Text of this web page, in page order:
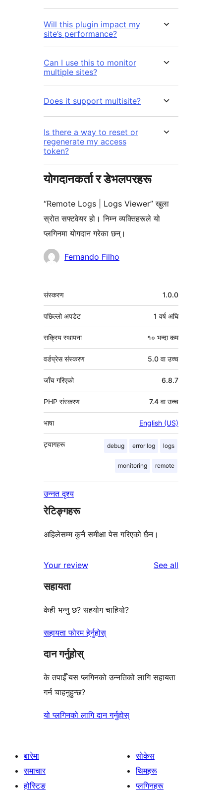
Will this plugin impact my
site’s performance?
Can I use this to monitor
multiple sites?
Does it support multisite?
Is there a way to reset or
regenerate my access
token?
योगदानकर्ता र डेभलपरहरू
“Remote Logs | Logs Viewer” खुला
स्रोत सफ्टवेयर हो। निम्न व्यक्तिहरूले यो
प्लगिनमा योगदान गरेका छन्।
योगदानकर्ताहरूFernando Filho
मेटा
संस्करण 1.0.0
पछिल्लो अपडेट 1 वर्ष अघि
सक्रिय स्थापना १० भन्दा कम
वर्डप्रेस संस्करण 5.0 वा उच्च
जाँच गरिएको 6.8.7
PHP संस्करण 7.4 वा उच्च
भाषा English (US)
ट्यागहरू debug error log logs
monitoring remote
उन्नत दृश्य
रेटिङ्गहरू
अहिलेसम्म कुनै समीक्षा पेस गरिएको छैन।
Your review See all
सहायता
केही भन्नु छ? सहयोग चाहियो?
सहायता फोरम हेर्नुहोस्
दान गर्नुहोस्
के तपाईँ यस प्लगिनको उन्नतिको लागि सहायता
गर्न चाहनुहुन्छ?
यो प्लगिनको लागि दान गर्नुहोस्
बारेमा
समाचार
होस्टिङ
सोकेस
थिमहरू
प्लगिनहरू